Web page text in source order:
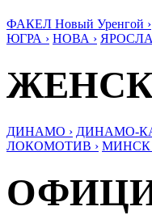
ФАКЕЛ Новый Уренгой ›
ЮГРА › НОВА ›
ДИНАМО › ДИНАМО-
ЛОКОМОТИВ › МИНСК